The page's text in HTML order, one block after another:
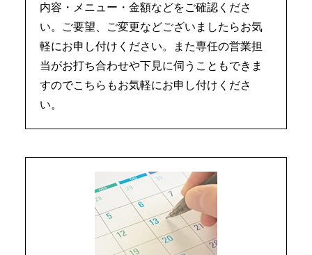
内容・メニュー・金額などをご確認くださ
い。ご要望、ご変更などございましたらお気
軽にお申し付けください。また専任の営業担
当がお打ち合わせや下見に伺うこともできま
すのでこちらもお気軽にお申し付けくださ
い。